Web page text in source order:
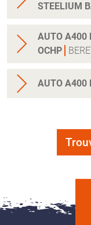
STEELIUM
AUTO A400
OCHP